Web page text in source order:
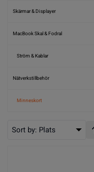
Skärmar & Displayer
MacBook Skal & Fodral
Ström & Kablar
Nätverkstillbehör
Minneskort
Sort by: Plats